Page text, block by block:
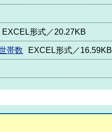
EXCEL形式／20.27KB
帯数 EXCEL形式／16.59KB